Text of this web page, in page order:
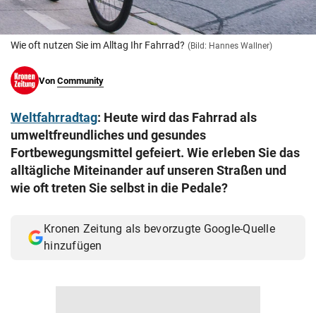
© Krone Multimedia GmbH & Co KG 2026
Muthgasse 2, 1190 Wien
Wie oft nutzen Sie im Alltag Ihr Fahrrad? (Bild: Hannes Wallner)
Von Community
Weltfahrradtag: Heute wird das Fahrrad als
umweltfreundliches und gesundes
Fortbewegungsmittel gefeiert. Wie erleben Sie das
alltägliche Miteinander auf unseren Straßen und
wie oft treten Sie selbst in die Pedale?
Kronen Zeitung als bevorzugte Google-Quelle
hinzufügen